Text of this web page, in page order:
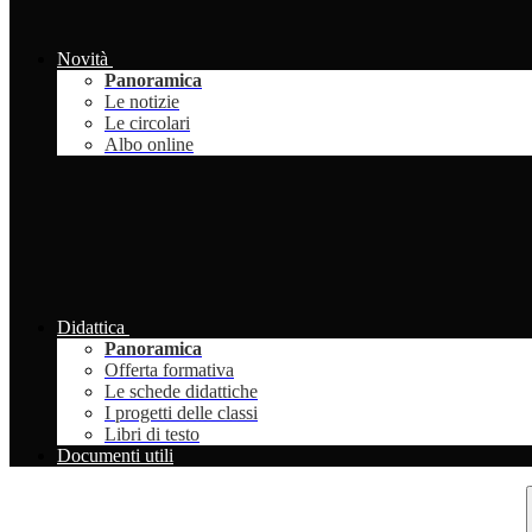
Novità
Panoramica
Le notizie
Le circolari
Albo online
Didattica
Panoramica
Offerta formativa
Le schede didattiche
I progetti delle classi
Libri di testo
Documenti utili